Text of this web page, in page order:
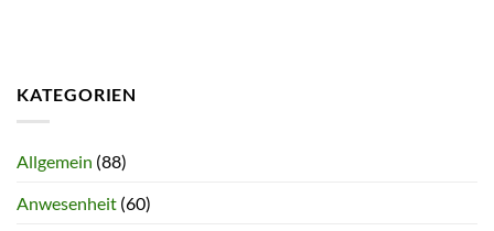
KATEGORIEN
Allgemein (88)
Anwesenheit (60)